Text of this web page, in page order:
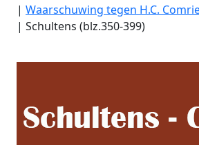
| Waarschuwing tegen H.C.
| Schultens (blz.350-399)